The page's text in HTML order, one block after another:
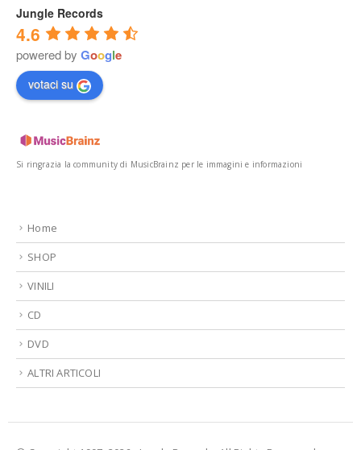
Jungle Records
4.6
powered by Google
votaci su
Si ringrazia la community di MusicBrainz per le immagini e informazioni
Home
SHOP
VINILI
CD
DVD
ALTRI ARTICOLI